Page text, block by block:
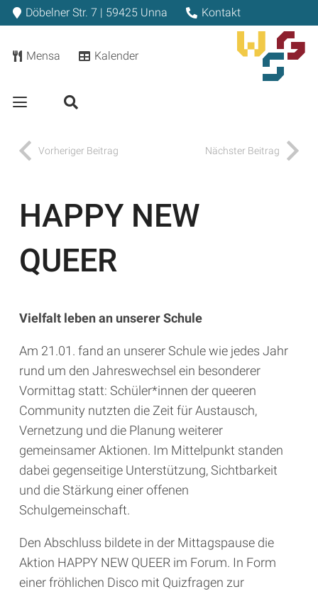
Döbelner Str. 7 | 59425 Unna Kontakt
Mensa Kalender
Vorheriger Beitrag Nächster Beitrag
HAPPY NEW
QUEER
Vielfalt leben an unserer Schule
Am 21.01. fand an unserer Schule wie jedes Jahr
rund um den Jahreswechsel ein besonderer
Vormittag statt: Schüler*innen der queeren
Community nutzten die Zeit für Austausch,
Vernetzung und die Planung weiterer
gemeinsamer Aktionen. Im Mittelpunkt standen
dabei gegenseitige Unterstützung, Sichtbarkeit
und die Stärkung einer offenen
Schulgemeinschaft.
Den Abschluss bildete in der Mittagspause die
Aktion HAPPY NEW QUEER im Forum. In Form
einer fröhlichen Disco mit Quizfragen zur